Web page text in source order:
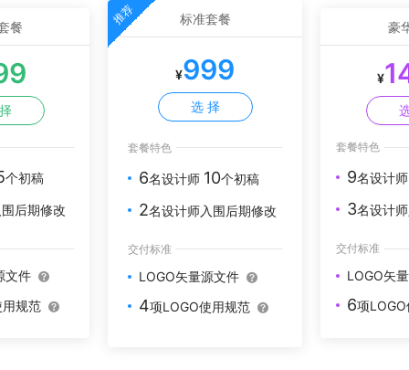
餐
个初稿
后期修改
文件
规范
推荐 标准套餐
¥999
选 择
套餐特色
6名设计师 10个初稿
2名设计师入围后期修改
交付标准
LOGO矢量源文件
4项LOGO使用规范
豪
¥
套餐特色
9名设计
3名设计
交付标准
LOGO矢
6项